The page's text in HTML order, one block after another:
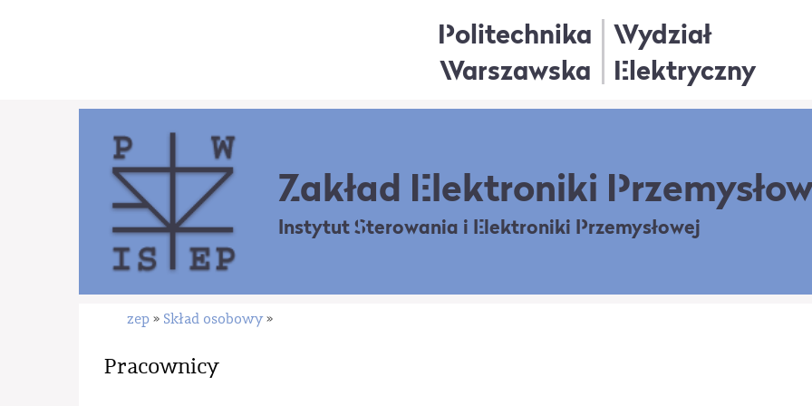
Politechnika
Warszawska
Wydział
Elektryczny
Zakład Elektroniki
Instytut Sterowania i Elektroniki Przemysłowej
zep » Skład osobowy »
Pracownicy